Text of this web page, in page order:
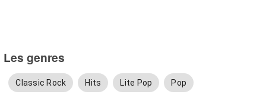
Les genres
Classic Rock Hits Lite Pop Pop